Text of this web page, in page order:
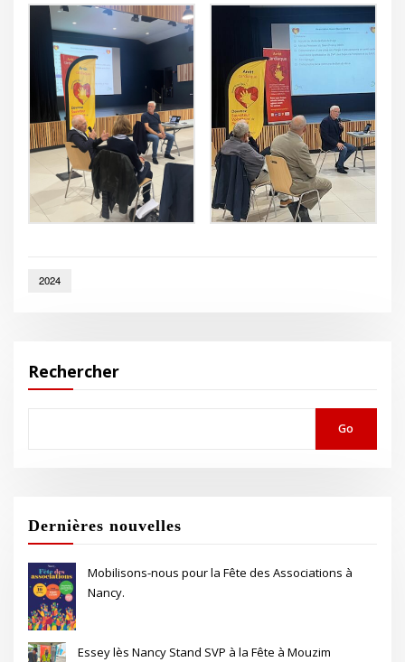
2024
Rechercher
Go
Dernières nouvelles
Mobilisons-nous pour la Fête des Associations à
Nancy.
Essey lès Nancy Stand SVP à la Fête à Mouzim